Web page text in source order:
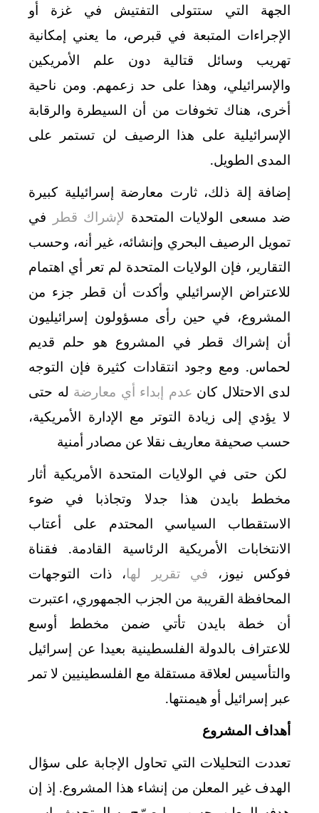
الجهة التي ستتولى التفتيش في غزة أو
الإجراءات المتبعة في قبرص، ما يعني إمكانية
تهريب وسائل قتالية دون علم الأمريكين
والإسرائيلي، وهذا على حد زعمهم. ومن ناحية
أخرى، هناك تخوفات من أن السيطرة والرقابة
الإسرائيلية على هذا الرصيف لن تستمر على
المدى الطويل.
إضافة إلة ذلك، ثارت معارضة إسرائيلية كبيرة
ضد مسعى الولايات المتحدة لإشراك قطر
في
تمويل الرصيف البحري وإنشائه، غير أنه، وحسب
التقارير، فإن الولايات المتحدة لم تعر أي اهتمام
للاعتراض الإسرائيلي وأكدت أن قطر جزء من
المشروع، في حين رأى مسؤولون إسرائيليون
أن إشراك قطر في المشروع هو حلم قديم
لحماس. ومع وجود انتقادات كثيرة فإن التوجه
لدى الاحتلال كان عدم إبداء أي معارضة له حتى
لا يؤدي إلى زيادة التوتر مع الإدارة الأمريكية،
حسب صحيفة معاريف نقلا عن مصادر أمنية
لكن حتى في الولايات المتحدة الأمريكية أثار
مخطط بايدن هذا جدلا وتجاذبا في ضوء
الاستقطاب السياسي المحتدم على أعتاب
الانتخابات الأمريكية الرئاسية القادمة. فقناة
فوكس نيوز، في تقرير لها، ذات التوجهات
المحافظة القريبة من الجزب الجمهوري، اعتبرت
أن خطة بايدن تأتي ضمن مخطط أوسع
للاعتراف بالدولة الفلسطينية بعيدا عن إسرائيل
والتأسيس لعلاقة مستقلة مع الفلسطينيين لا تمر
عبر إسرائيل أو هيمنتها.
أهداف المشروع
تعددت التحليلات التي تحاول الإجابة على سؤال
الهدف غير المعلن من إنشاء هذا المشروع. إذ إن